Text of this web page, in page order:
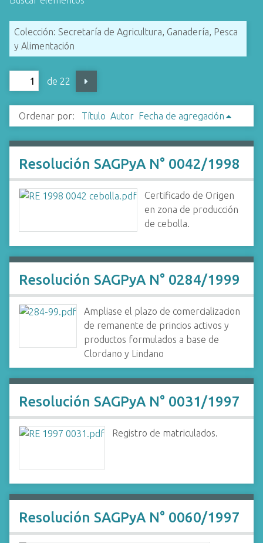
Colección: Secretaría de Agricultura, Ganadería, Pesca
y Alimentación
de 22
Ordenar por: Título Autor Fecha de agregación
Resolución SAGPyA N° 0042/1998
Certificado de Origen
en zona de producción
de cebolla.
Resolución SAGPyA N° 0284/1999
Ampliase el plazo de comercializacion
de remanente de princios activos y
productos formulados a base de
Clordano y Lindano
Resolución SAGPyA N° 0031/1997
Registro de matriculados.
Resolución SAGPyA N° 0060/1997